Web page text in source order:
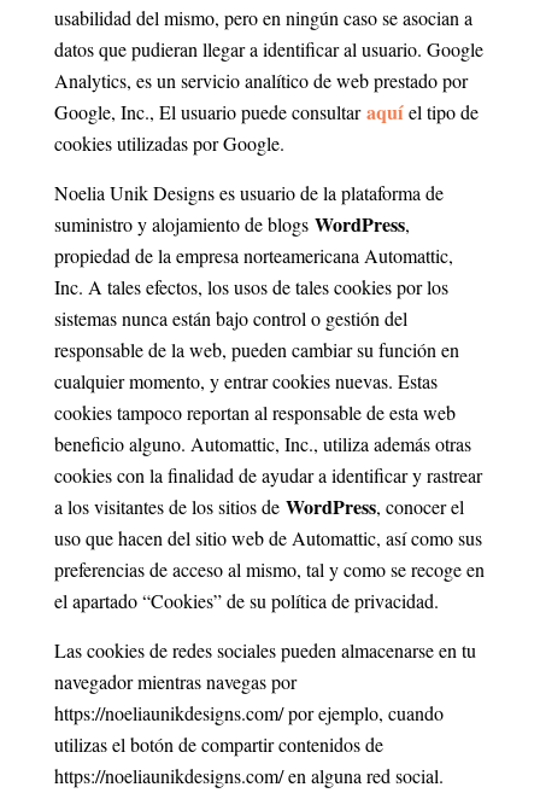
usabilidad del mismo, pero en ningún caso se asocian a
datos que pudieran llegar a identificar al usuario. Google
Analytics, es un servicio analítico de web prestado por
Google, Inc., El usuario puede consultaraquíel tipo de
cookies utilizadas por Google.
Noelia Unik Designs es usuario de la plataforma de
suministro y alojamiento de blogs WordPress,
propiedad de la empresa norteamericana Automattic,
Inc. A tales efectos, los usos de tales cookies por los
sistemas nunca están bajo control o gestión del
responsable de la web, pueden cambiar su función en
cualquier momento, y entrar cookies nuevas. Estas
cookies tampoco reportan al responsable de esta web
beneficio alguno. Automattic, Inc., utiliza además otras
cookies con la finalidad de ayudar a identificar y rastrear
a los visitantes de los sitios de WordPress, conocer el
uso que hacen del sitio web de Automattic, así como sus
preferencias de acceso al mismo, tal y como se recoge en
el apartado “Cookies” de su política de privacidad.
Las cookies de redes sociales pueden almacenarse en tu
navegador mientras navegas por
https://noeliaunikdesigns.com/ por ejemplo, cuando
utilizas el botón de compartir contenidos de
https://noeliaunikdesigns.com/ en alguna red social.